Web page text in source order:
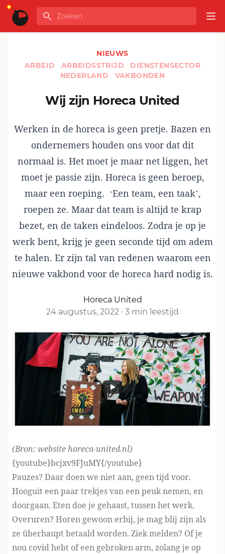
Ga naar de inhoud
GLOBALINFO
Zoeken
NIEUWS
ARBEID
ARBEIDSSTRIJD
DIENSTENSECTOR
NEDERLAND
VAKBONDEN
Wij zijn Horeca United
Werken in de horeca is geen pretje. Bazen en
ondernemers houden ons voor dat dit
normaal is. Het moet je maar net liggen, het
moet je passie zijn. Horeca is geen beroep,
maar een roeping. ‘Een team, een taak’,
roepen ze. Maar dat team is altijd te krap
bezet, en de taken eindeloos. Zodra je op je
werk bent, krijg je geen seconde tijd om adem
te halen. Er zijn tal van redenen waarom een
nieuwe vakbond voor de horeca hard nodig is.
Horeca United
24 augustus, 2022 · 3 min leestijd
(Bron: website horeca-united.nl)
{youtube}bcjxv9FJuMY{/youtube}
Pauzes? Daar doen we niet aan, geen tijd voor.
Hooguit een paar trekjes van een peuk nemen, en
doorgaan. Eten doe je gehaast, tussen het werk.
Overuren? Horen gewoon erbij, je mag blij zijn als
ze überhaupt betaald worden. Ziek melden? Of je
nou covid hebt of een gebroken arm, zolang je op